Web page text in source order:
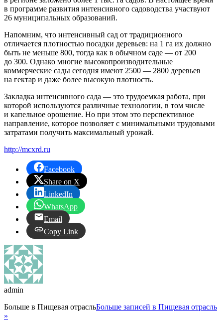
в программе развития интенсивного садоводства участвуют
26 муниципальных образований.
Напомним, что интенсивный сад от традиционного
отличается плотностью посадки деревьев: на 1 га их должно
быть не меньше 800, тогда как в обычном саде — от 200
до 300. Однако многие высокопроизводительные
коммерческие сады сегодня имеют 2500 — 2800 деревьев
на гектар и даже более высокую плотность.
Закладка интенсивного сада — это трудоемкая работа, при
которой используются различные технологии, в том числе
и капельное орошение. Но при этом это перспективное
направление, которое позволяет с минимальными трудовыми
затратами получить максимальный урожай.
http://mcxrd.ru
Facebook
Share on X
LinkedIn
WhatsApp
Email
Copy Link
admin
Больше в Пищевая отрасльБольше записей в Пищевая отрасль
»